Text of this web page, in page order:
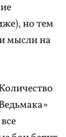
но тем
мысли на